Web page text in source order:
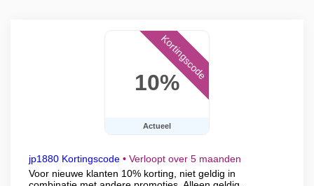
10%
Actueel
Kortingscode
jp1880 Kortingscode • Verloopt over 5 maanden
Voor nieuwe klanten 10% korting, niet geldig in